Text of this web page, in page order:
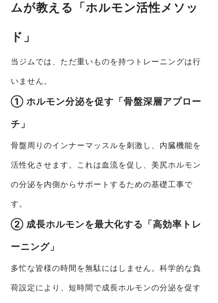
ムが教える「ホルモン活性メソッ
ド」
当ジムでは、ただ重いものを持つトレーニングは行
いません。
① ホルモン分泌を促す「骨盤深層アプロー
チ」
骨盤周りのインナーマッスルを刺激し、内臓機能を
活性化させます。これは血流を促し、美尻ホルモン
の分泌を内側からサポートするための基礎工事で
す。
② 成長ホルモンを最大化する「高効率トレ
ーニング」
多忙な皆様の時間を無駄にはしません。科学的な負
荷設定により、短時間で成長ホルモンの分泌を促す